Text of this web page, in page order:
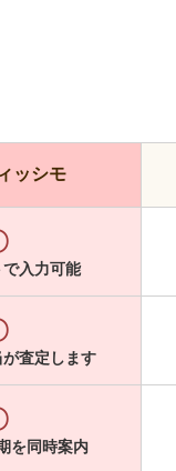
ッシモ
入力可能
査定します
を同時案内